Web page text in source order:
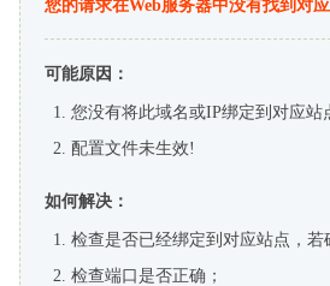
您的请求在Web服务器中没有找到对
可能原因：
您没有将此域名或IP绑定到对应站
配置文件未生效!
如何解决：
检查是否已经绑定到对应站点，
检查端口是否正确；